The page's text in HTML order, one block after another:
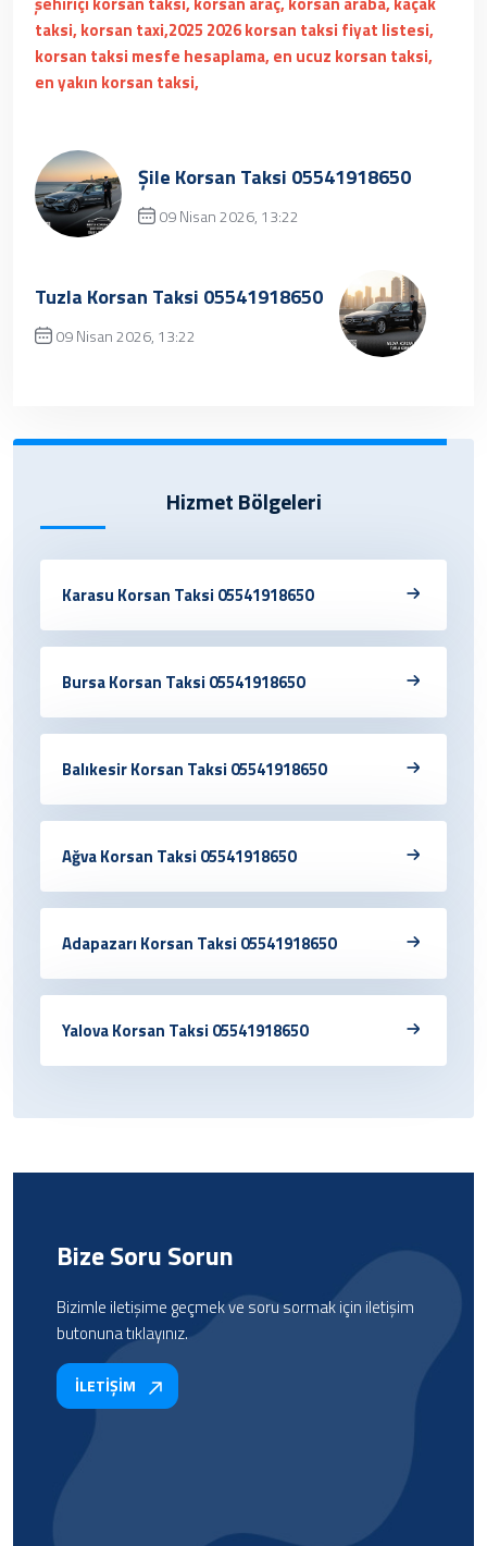
taksi, korsan taxi,2025 2026 korsan taksi fiyat listesi,
korsan taksi mesfe hesaplama, en ucuz korsan taksi,
en yakın korsan taksi,
Şile Korsan Taksi 05541918650
09 Nisan 2026, 13:22
Tuzla Korsan Taksi 05541918650
09 Nisan 2026, 13:22
Hizmet Bölgeleri
Karasu Korsan Taksi 05541918650
Bursa Korsan Taksi 05541918650
Balıkesir Korsan Taksi 05541918650
Ağva Korsan Taksi 05541918650
Adapazarı Korsan Taksi 05541918650
Yalova Korsan Taksi 05541918650
Bize Soru Sorun
Bizimle iletişime geçmek ve soru sormak için iletişim
butonuna tıklayınız.
İLETİŞİM